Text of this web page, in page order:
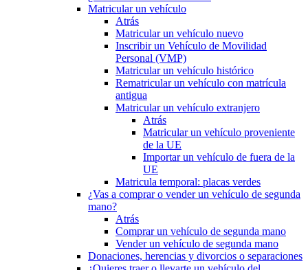
Matricular un vehículo
Atrás
Matricular un vehículo nuevo
Inscribir un Vehículo de Movilidad
Personal (VMP)
Matricular un vehículo histórico
Rematricular un vehículo con matrícula
antigua
Matricular un vehículo extranjero
Atrás
Matricular un vehículo proveniente
de la UE
Importar un vehículo de fuera de la
UE
Matricula temporal: placas verdes
¿Vas a comprar o vender un vehículo de segunda
mano?
Atrás
Comprar un vehículo de segunda mano
Vender un vehículo de segunda mano
Donaciones, herencias y divorcios o separaciones